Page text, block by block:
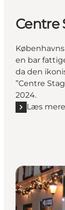
Centre
en bar
da den
”Centre
2024.
Læs mere
Læs mere